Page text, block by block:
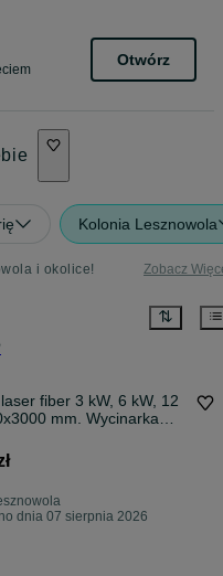
Otwórz
Kolonia Lesznowola
i okolice! Zobacz
fiber 3 kW, 6 kW, 12
mm. Wycinarka
Nowa. Dostępne od ręki!
dnia 07 sierpnia 2026